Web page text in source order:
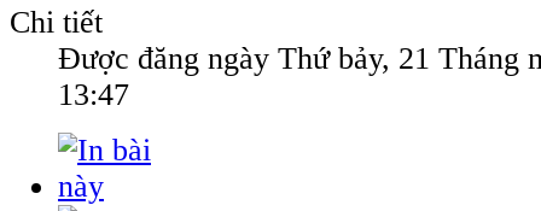
Chi tiết
Được đăng ngày Thứ bảy, 21 Tháng
13:47